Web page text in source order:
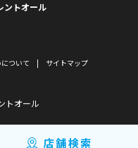
店舗検索
ントオール
ついて サイトマップ
トオール